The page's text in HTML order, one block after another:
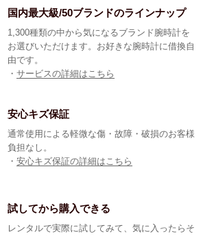
国内最大級/50ブランドのラインナップ
1,300種類の中から気になるブランド腕時計を
お選びいただけます。お好きな腕時計に借換自
由です。
・サービスの詳細はこちら
安心キズ保証
通常使用による軽微な傷・故障・破損のお客様
負担なし。
・安心キズ保証の詳細はこちら
試してから購入できる
レンタルで実際に試してみて、気に入ったらそ